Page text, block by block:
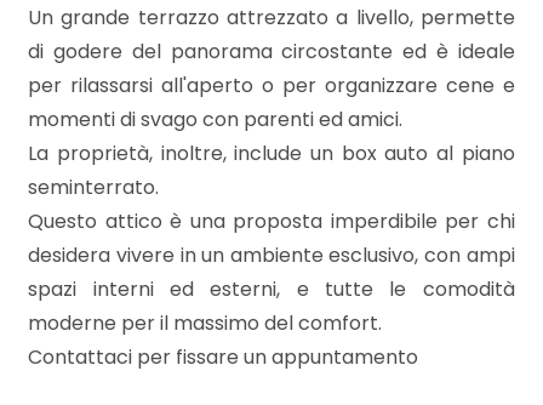
Un grande terrazzo attrezzato a livello, permette
di godere del panorama circostante ed è ideale
per rilassarsi all'aperto o per organizzare cene e
momenti di svago con parenti ed amici.
La proprietà, inoltre, include un box auto al piano
seminterrato.
Questo attico è una proposta imperdibile per chi
desidera vivere in un ambiente esclusivo, con ampi
spazi interni ed esterni, e tutte le comodità
moderne per il massimo del comfort.
Contattaci per fissare un appuntamento
Qualsiasi
1
2